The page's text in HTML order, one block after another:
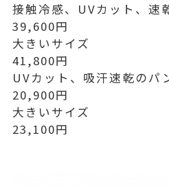
接触冷感、UVカット、
39,600円
大きいサ
41,800円
UVカット、吸汗速
20,900円
大きいサ
23,100円